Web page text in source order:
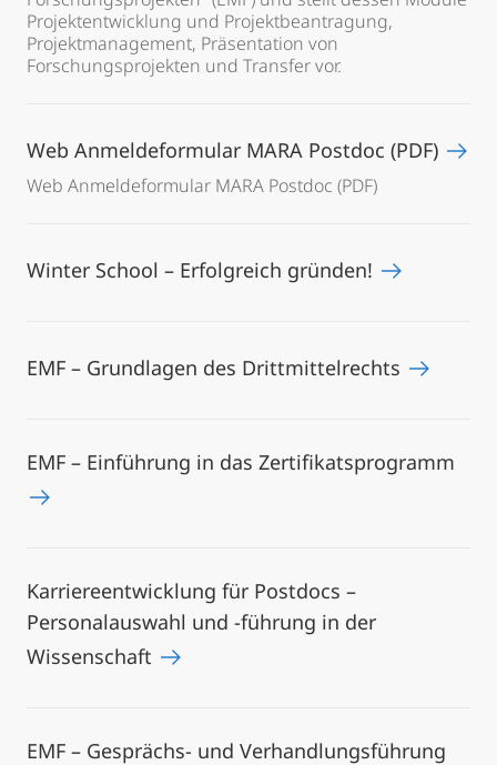
Projektentwicklung und Projektbeantragung,
Projektmanagement, Präsentation von
Forschungsprojekten und Transfer vor.
Web Anmeldeformular MARA Postdoc (PDF)
Web Anmeldeformular MARA Postdoc (PDF)
Winter School – Erfolgreich gründen!
EMF – Grundlagen des Drittmittelrechts
EMF – Einführung in das Zertifikatsprogramm
Karriereentwicklung für Postdocs –
Personalauswahl und -führung in der
Wissenschaft
EMF – Gesprächs- und Verhandlungsführung